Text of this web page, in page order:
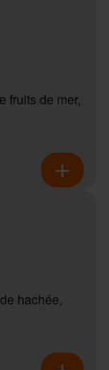
fruits de mer,
hachée,